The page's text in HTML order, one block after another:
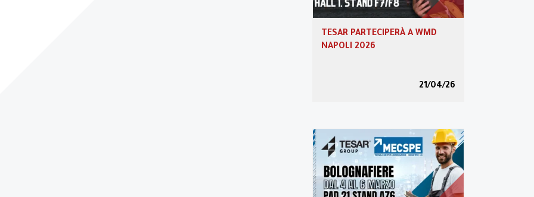
TESAR PARTECIPERÀ A WMD
NAPOLI 2026
21/04/26
Transizione 5.0
Partner Program